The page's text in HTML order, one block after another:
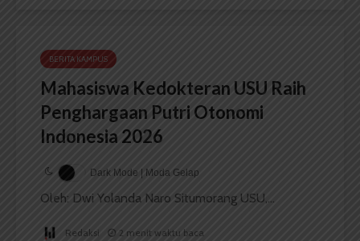
BERITA KAMPUS
Mahasiswa Kedokteran USU Raih
Penghargaan Putri Otonomi
Indonesia 2026
Dark Mode | Moda Gelap
Oleh: Dwi Yolanda Naro Situmorang USU,...
Redaksi 2 menit waktu baca